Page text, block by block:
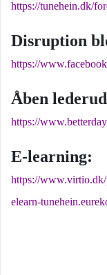
https://tunehein.dk/
Disruption
https://
Åben
https://
E-learning:
https://
elearn-